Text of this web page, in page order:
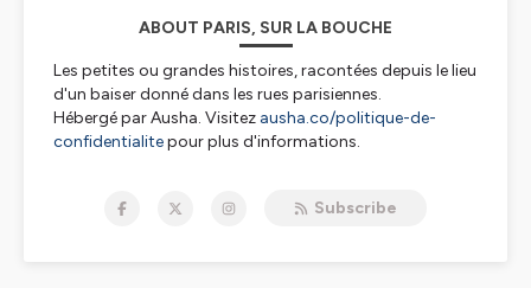
ABOUT PARIS, SUR LA BOUCHE
Les petites ou grandes histoires, racontées depuis le lieu
d'un baiser donné dans les rues parisiennes.
Hébergé par Ausha. Visitez ausha.co/politique-de-
confidentialitepour plus d'informations.
Subscribe